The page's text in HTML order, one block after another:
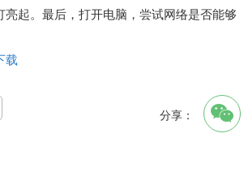
亮起。最后，打开电脑，尝试网络是否能够
载
分享：